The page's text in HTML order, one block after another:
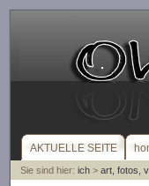
AKTUELLE SEITE
Sie sind hier: ich> art, fotos,